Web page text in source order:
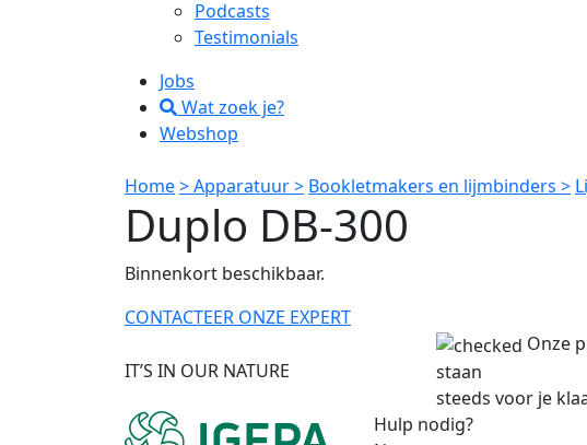
Podcasts
Testimonials
Jobs
Wat zoek je?
Webshop
Home> Apparatuur > Bookletmakers en lijmbinders >
Duplo DB-300
Binnenkort beschikbaar.
CONTACTEER ONZE EXPERT
IT’S IN OUR NATURE
Onze
staan
steeds voor je
Hulp nodig?